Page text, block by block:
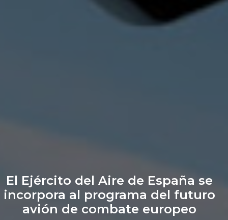
El Ejército del Aire de España se
incorpora al programa del futuro
avión de combate europeo